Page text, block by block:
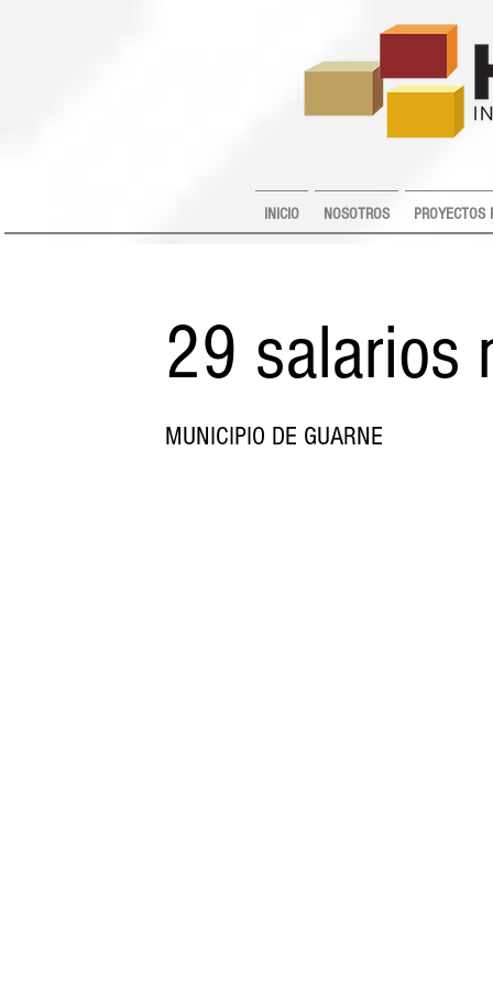
INICIO NOSOTROS PROYECTOS
29 salarios
MUNICIPIO DE GUARNE